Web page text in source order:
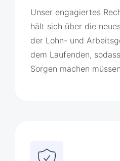
Unser engagiertes
hält sich über die
der Lohn- und
dem Laufenden,
Sorgen machen müssen